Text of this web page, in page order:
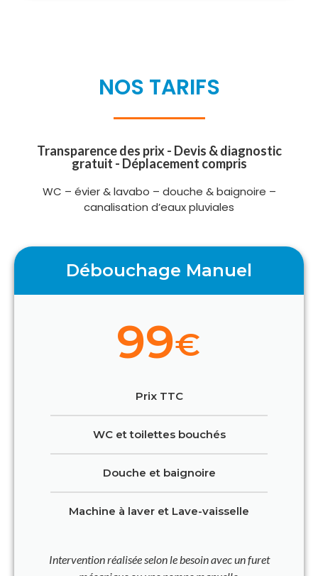
NOS TARIFS
Transparence des prix - Devis & diagnostic
gratuit - Déplacement compris
WC – évier & lavabo – douche & baignoire –
canalisation d’eaux pluviales
Débouchage Manuel
99€
Prix TTC
WC et toilettes bouchés
Douche et baignoire
Machine à laver et Lave-vaisselle
Intervention réalisée selon le besoin avec un furet